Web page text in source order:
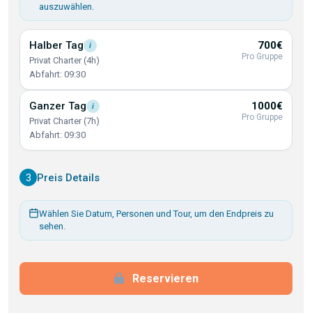
auszuwählen.
Halber Tag i
Privat Charter (4h)
Abfahrt: 09:30
700€
Pro Gruppe
Ganzer Tag i
Privat Charter (7h)
Abfahrt: 09:30
1000€
Pro Gruppe
3 Preis Details
Wählen Sie Datum, Personen und Tour, um den Endpreis zu
sehen.
Reservieren